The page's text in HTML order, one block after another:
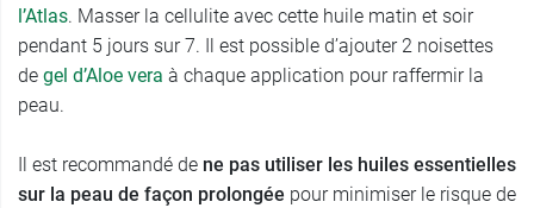
l’Atlas. Masser la cellulite avec cette huile matin et soir
pendant 5 jours sur 7. Il est possible d’ajouter 2 noisettes
de gel d’Aloe vera à chaque application pour raffermir la
peau.
Il est recommandé de ne pas utiliser les huiles essentielles
sur la peau de façon prolongée pour minimiser le risque de